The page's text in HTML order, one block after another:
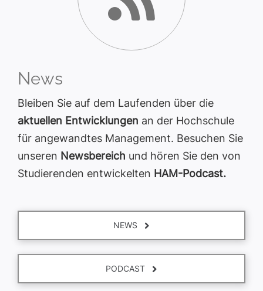
News
Bleiben Sie auf dem Laufenden über die
aktuellen Entwicklungen an der Hochschule
für angewandtes Management. Besuchen Sie
unseren Newsbereich und hören Sie den von
Studierenden entwickelten HAM-Podcast.
NEWS
PODCAST